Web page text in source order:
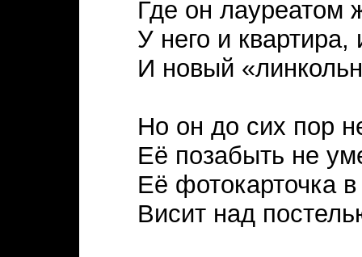
Где он лауреатом
У него и квартира,
И новый
Но он до сих пор
Её позабыть не
Её фотокарточка
Висит над